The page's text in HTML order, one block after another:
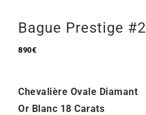
Bague Prestige #2
890€
Chevalière Ovale Diamant
Or Blanc 18 Carats